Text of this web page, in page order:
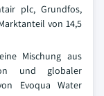
plc, Grundfos,
von 14,5
Mischung aus
und globaler
Evoqua Water